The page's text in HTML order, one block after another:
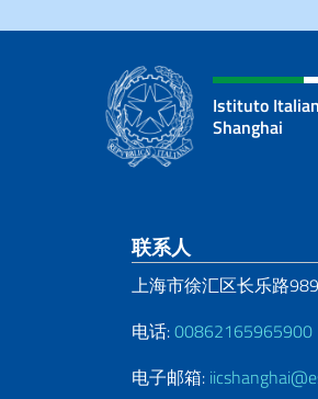
Istituto
Shanghai
页脚部分
联系人
上海市徐汇区长乐路
电话:00862165965900
电子邮箱: